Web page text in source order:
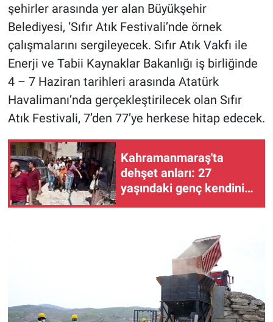
şehirler arasında yer alan Büyükşehir
Belediyesi, ‘Sıfır Atık Festivali’nde örnek
çalışmalarını sergileyecek. Sıfır Atık Vakfı ile
Enerji ve Tabii Kaynaklar Bakanlığı iş birliğinde
4 – 7 Haziran tarihleri arasında Atatürk
Havalimanı’nda gerçekleştirilecek olan Sıfır
Atık Festivali, 7’den 77’ye herkese hitap edecek.
Kahramanmaraş'ta
dehşet anları: 27
yaşındaki genç kendini